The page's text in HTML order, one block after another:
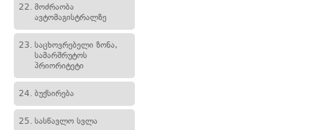
22. მოძრაობა
ავტომაგისტრალზე
23. საცხოვრებელი ზონა,
სამარშრუტოს
პრიორიტეტი
24. ბუქსირება
25. სასწავლო სვლა